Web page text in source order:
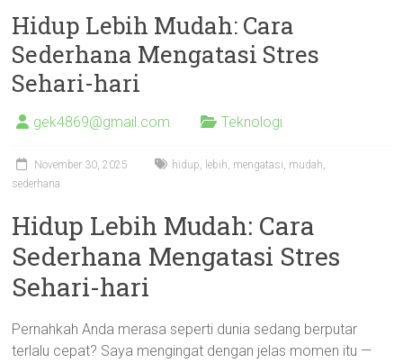
Hidup Lebih Mudah: Cara
Sederhana Mengatasi Stres
Sehari-hari
gek4869@gmail.com Teknologi
November 30, 2025 hidup, lebih, mengatasi, mudah,
sederhana
Hidup Lebih Mudah: Cara
Sederhana Mengatasi Stres
Sehari-hari
Pernahkah Anda merasa seperti dunia sedang berputar
terlalu cepat? Saya mengingat dengan jelas momen itu —